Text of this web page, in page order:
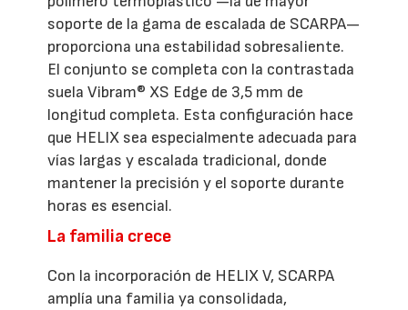
soporte de la gama de escalada de SCARPA—
proporciona una estabilidad sobresaliente.
El conjunto se completa con la contrastada
suela Vibram® XS Edge de 3,5 mm de
longitud completa. Esta configuración hace
que HELIX sea especialmente adecuada para
vías largas y escalada tradicional, donde
mantener la precisión y el soporte durante
horas es esencial.
La familia crece
Con la incorporación de HELIX V, SCARPA
amplía una familia ya consolidada,